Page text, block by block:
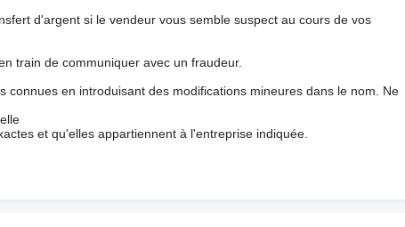
d'argent si le vendeur vous semble suspect au cours de vos
train de communiquer avec un fraudeur.
en introduisant des modifications mineures dans le nom. Ne
et qu'elles appartiennent à l'entreprise indiquée.